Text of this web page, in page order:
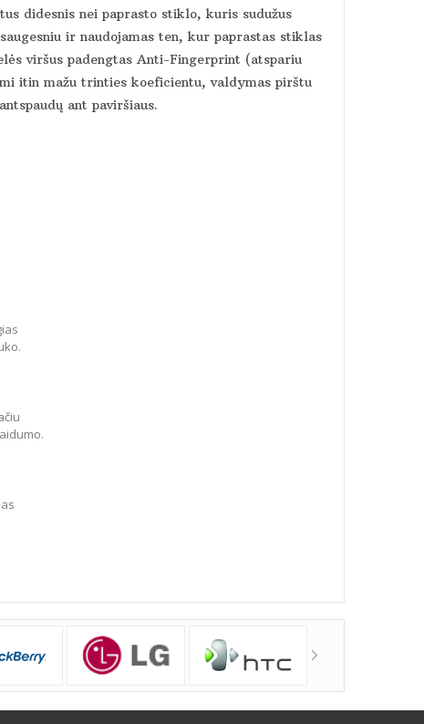
didesnis nei paprasto stiklo, kuris sudužus
ir naudojamas ten, kur paprastas stiklas
viršus padengtas Anti-Fingerprint (atspariu
itin mažu trinties koeficientu, valdymas pirštu
ant paviršiaus.